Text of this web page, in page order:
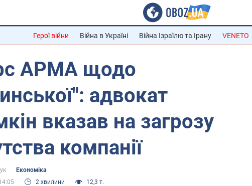
Герої війни Війна в Україні Війна Ізраїлю та Ірану VENETO
АРМА щодо
адвокат
вказав на загрозу
компанії
Економіка
2 хвилини 12,3 т.